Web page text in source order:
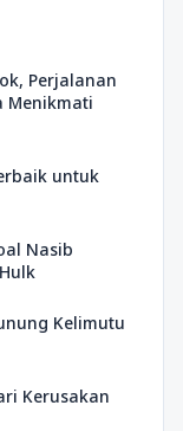
Perjalanan
Menikmati
untuk
Nasib
Kelimutu
Kerusakan